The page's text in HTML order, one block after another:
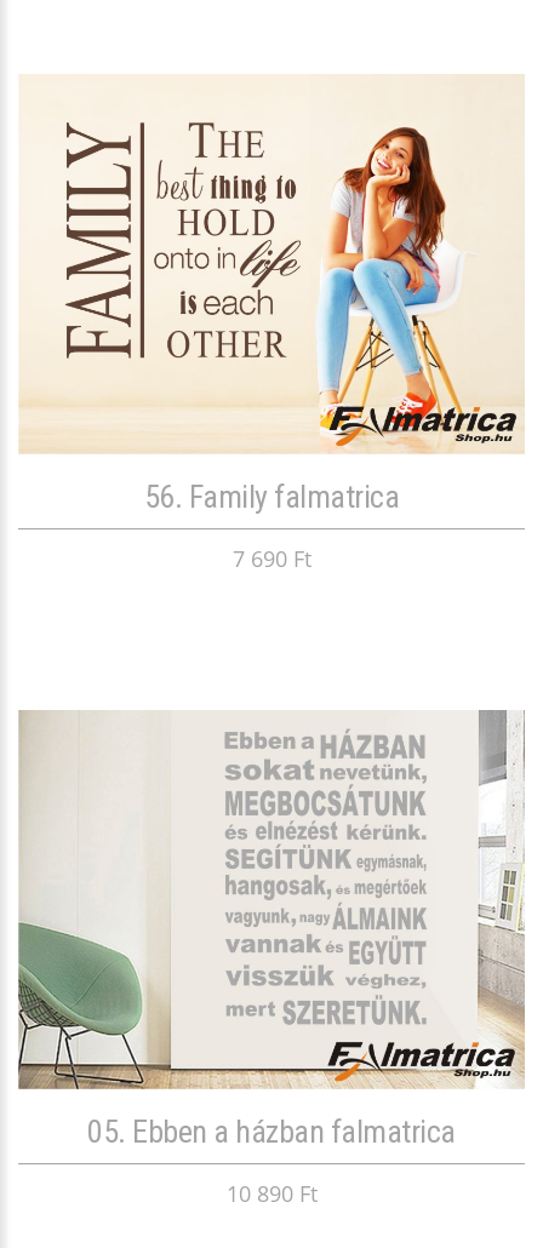
56. Family falmatrica
7 690 Ft
05. Ebben a házban falmatrica
10 890 Ft